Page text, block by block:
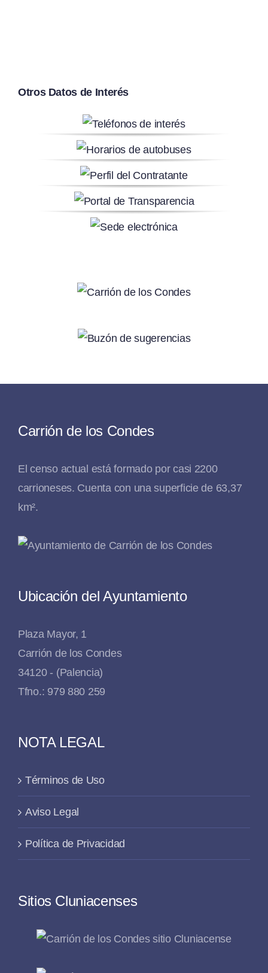
Otros Datos de Interés
Carrión de los Condes
El censo actual está formado por casi 2200
carrioneses. Cuenta con una superficie de 63,37
km².
Ubicación del Ayuntamiento
Plaza Mayor, 1
Carrión de los Condes
34120 - (Palencia)
Tfno.: 979 880 259
NOTA LEGAL
Términos de Uso
Aviso Legal
Política de Privacidad
Sitios Cluniacenses